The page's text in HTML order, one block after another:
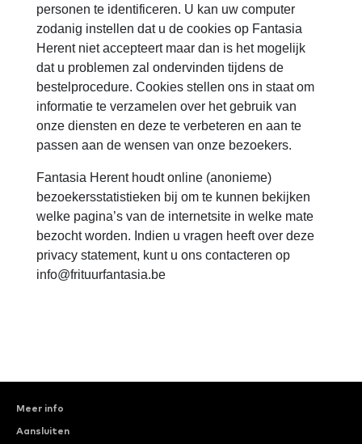
personen te identificeren. U kan uw computer
zodanig instellen dat u de cookies op Fantasia
Herent niet accepteert maar dan is het mogelijk
dat u problemen zal ondervinden tijdens de
bestelprocedure. Cookies stellen ons in staat om
informatie te verzamelen over het gebruik van
onze diensten en deze te verbeteren en aan te
passen aan de wensen van onze bezoekers.
Fantasia Herent houdt online (anonieme)
bezoekersstatistieken bij om te kunnen bekijken
welke pagina’s van de internetsite in welke mate
bezocht worden. Indien u vragen heeft over deze
privacy statement, kunt u ons contacteren op
info@frituurfantasia.be
Meer info
Aansluiten